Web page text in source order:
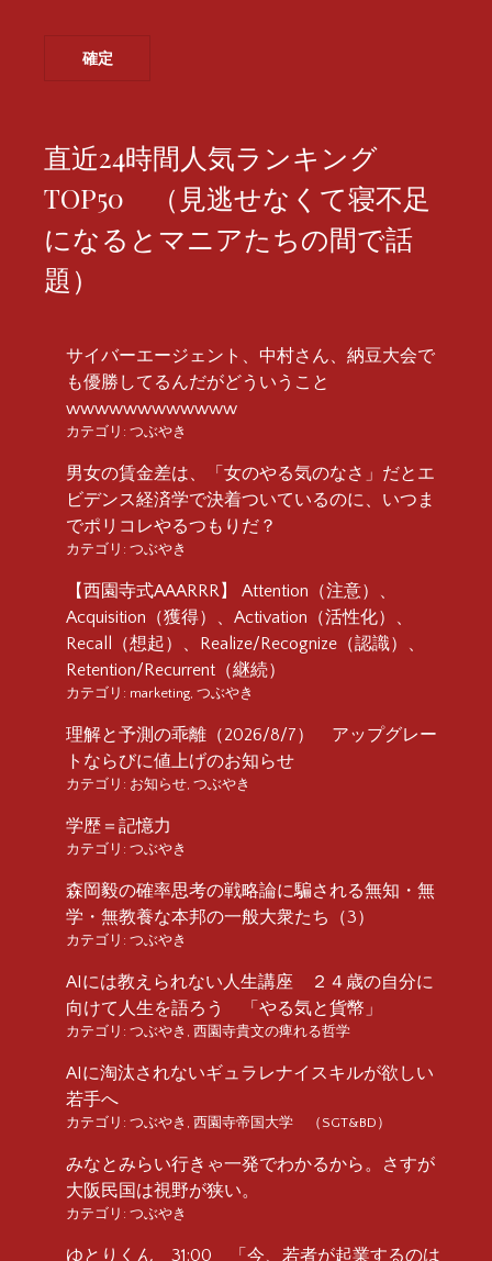
直近24時間人気ランキング
TOP50 （見逃せなくて寝不足
になるとマニアたちの間で話
題）
サイバーエージェント、中村さん、納豆大会で
も優勝してるんだがどういうこと
wwwwwwwwwwww
カテゴリ: つぶやき
男女の賃金差は、「女のやる気のなさ」だとエ
ビデンス経済学で決着ついているのに、いつま
でポリコレやるつもりだ？
カテゴリ: つぶやき
【西園寺式AAARRR】 Attention（注意）、
Acquisition（獲得）、Activation（活性化）、
Recall（想起）、Realize/Recognize（認識）、
Retention/Recurrent（継続）
カテゴリ: marketing つぶやき
理解と予測の乖離（2026/8/7） アップグレー
トならびに値上げのお知らせ
カテゴリ: お知らせ つぶやき
学歴＝記憶力
カテゴリ: つぶやき
森岡毅の確率思考の戦略論に騙される無知・無
学・無教養な本邦の一般大衆たち（3）
カテゴリ: つぶやき
AIには教えられない人生講座 ２４歳の自分に
向けて人生を語ろう 「やる気と貨幣」
カテゴリ: つぶやき 西園寺貴文の痺れる哲学
AIに淘汰されないギュラレナイスキルが欲しい
若手へ
カテゴリ: つぶやき 西園寺帝国大学 （SGT&BD）
みなとみらい行きゃ一発でわかるから。さすが
大阪民国は視野が狭い。
カテゴリ: つぶやき
ゆとりくん 31:00 「今、若者が起業するのは